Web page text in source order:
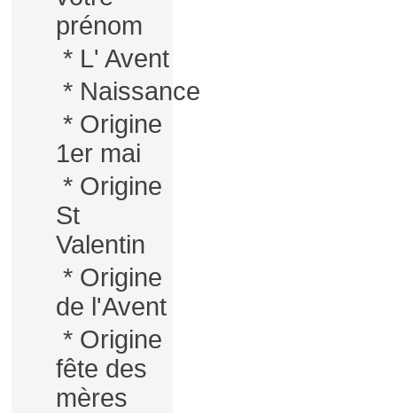
prénom
* L' Avent
* Naissance
* Origine
1er mai
* Origine
St
Valentin
* Origine
de l'Avent
* Origine
fête des
mères